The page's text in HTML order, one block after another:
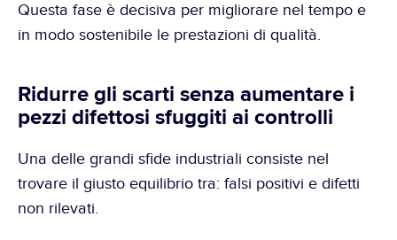
Questa fase è decisiva per migliorare nel tempo e
in modo sostenibile le prestazioni di qualità.
Ridurre gli scarti senza aumentare i
pezzi difettosi sfuggiti ai controlli
Una delle grandi sfide industriali consiste nel
trovare il giusto equilibrio tra: falsi positivi e difetti
non rilevati.